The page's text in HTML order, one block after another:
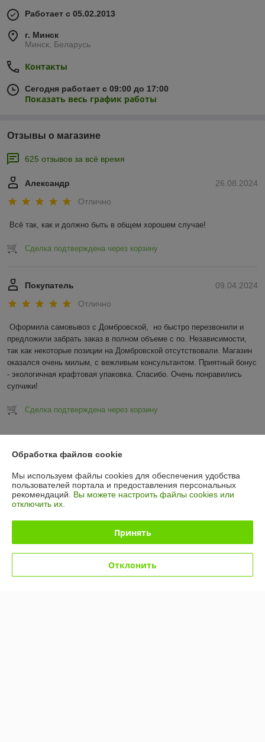
Работает с 05.02.2013
г. Минск
Минск, Беларусь
Контакты
Сегодня работает с 09:00 до 17:00
Показать весь график работы
Отзывы о магазине
625 отзывов за всё время
26.08.2024
Александр
Отлично
Всё так, как и должно быть в общем хорошем случае!
Сделка подтверждена через корзину
09.04.2024
Покупатель
Отлично
Оформила самовывоз с Домбровской,  но быстро перезвонили и
предложили забрать заказ в полном объеме с по. Независимости,
так как некоторые позиции на Домбровской отсутствовали. Магазин
оказался очень милым, с вежливым консультантом. Приятный бонус
- экологичная крафтовая упаковка. Спасибо. Очень понравились
супчики!
Сделка подтверждена через корзину
О нас
Контакты
Обработка файлов cookie
Мы используем файлы cookies для обеспечения удобства
пользователей портала и предоставления персональных
рекомендаций. Вы можете настроить файлы cookies или
отключить их.
Принять
Отклонить